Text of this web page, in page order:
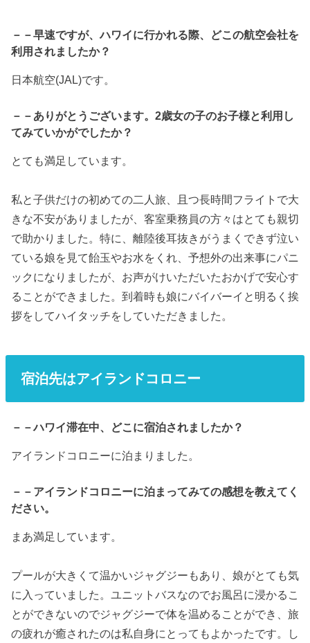
－－早速ですが、ハワイに行かれる際、どこの航空会社を
利用されましたか？
日本航空(JAL)です。
－－ありがとうございます。2歳女の子のお子様と利用し
てみていかがでしたか？
とても満足しています。
私と子供だけの初めての二人旅、且つ長時間フライトで大
きな不安がありましたが、客室乗務員の方々はとても親切
で助かりました。特に、離陸後耳抜きがうまくできず泣い
ている娘を見て飴玉やお水をくれ、予想外の出来事にパニ
ックになりましたが、お声がけいただいたおかげで安心す
ることができました。到着時も娘にバイバーイと明るく挨
拶をしてハイタッチをしていただきました。
宿泊先はアイランドコロニー
－－ハワイ滞在中、どこに宿泊されましたか？
アイランドコロニーに泊まりました。
－－アイランドコロニーに泊まってみての感想を教えてく
ださい。
まあ満足しています。
プールが大きくて温かいジャグジーもあり、娘がとても気
に入っていました。ユニットバスなのでお風呂に浸かるこ
とができないのでジャグジーで体を温めることができ、旅
の疲れが癒されたのは私自身にとってもよかったです。し